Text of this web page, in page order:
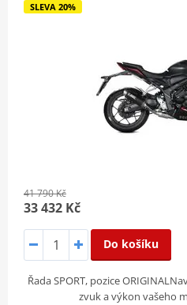
SLEVA 20%
41 790 Kč
33 432 Kč
Do košíku
Řada SPORT, pozice
zvuk a výkon vašeho